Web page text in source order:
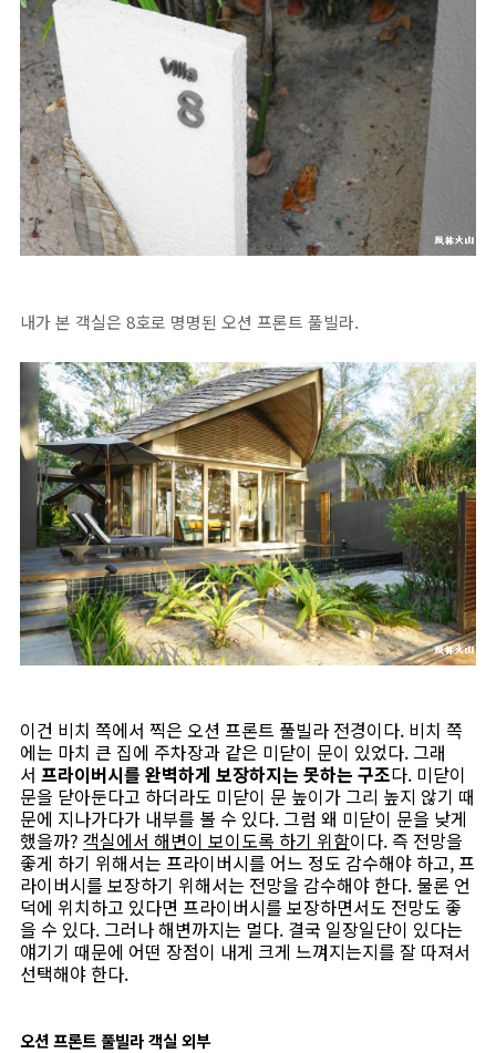
내가 본 객실은 8호로 명명된 오션 프론트 풀빌라.
이건 비치 쪽에서 찍은 오션 프론트 풀빌라 전경이다. 비치 쪽
에는 마치 큰 집에 주차장과 같은 미닫이 문이 있었다. 그래
서 프라이버시를 완벽하게 보장하지는 못하는 구조다. 미닫이
문을 닫아둔다고 하더라도 미닫이 문 높이가 그리 높지 않기 때
문에 지나가다가 내부를 볼 수 있다. 그럼 왜 미닫이 문을 낮게
했을까? 객실에서 해변이 보이도록 하기 위함이다. 즉 전망을
좋게 하기 위해서는 프라이버시를 어느 정도 감수해야 하고, 프
라이버시를 보장하기 위해서는 전망을 감수해야 한다. 물론 언
덕에 위치하고 있다면 프라이버시를 보장하면서도 전망도 좋
을 수 있다. 그러나 해변까지는 멀다. 결국 일장일단이 있다는
얘기기 때문에 어떤 장점이 내게 크게 느껴지는지를 잘 따져서
선택해야 한다.
오션 프론트 풀빌라 객실 외부